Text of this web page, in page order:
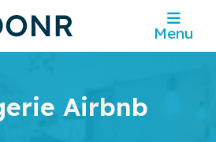
Menu
Airbnb